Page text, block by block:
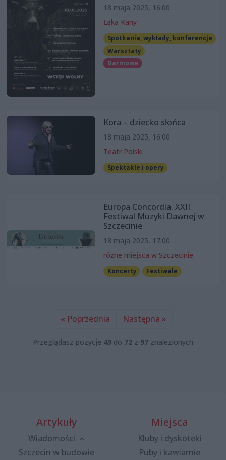
18 maja 2025, 16:00
Łąka Kany
Spotkania, wykłady, konferencje
Warsztaty
Darmowe
Kora – dziecko słońca
18 maja 2025, 16:00
Teatr Polski
Spektakle i opery
Europa Concordia. XXII
Festiwal Muzyki Dawnej w
Szczecinie
18 maja 2025, 17:00
różne miejsca w Szczecinie
Koncerty Festiwale
« Poprzednia Następna »
Przeglądasz pozycje 49 do 72 z 97 znalezionych
Artykuły
Wiadomości
Szczecin w budowie
Miejsca
Kluby i dyskoteki
Puby i kawiarnie